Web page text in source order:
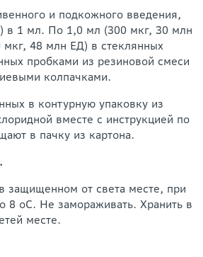
и подкожного введения,
в 1 мл. По 1,0 мл (300 мкг, 30 млн
48 млн ЕД) в стеклянных
пробками из резиновой смеси
колпачками.
в контурную упаковку из
вместе с инструкцией по
в пачку из картона.
защищенном от света месте, при
8 оС. Не замораживать. Хранить в
месте.